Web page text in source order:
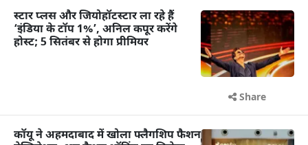
स्टार प्लस और जियोहॉटस्टार ला रहे हैं
‘इंडिया के टॉप 1%’, अनिल कपूर करेंगे
होस्ट; 5 सितंबर से होगा प्रीमियर
Share
कॉयू ने अहमदाबाद में खोला फ्लैगशिप फैशन